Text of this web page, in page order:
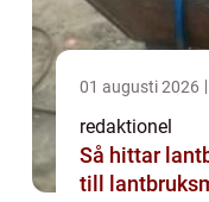
01 augusti 2026
redaktionel
Så hittar
till